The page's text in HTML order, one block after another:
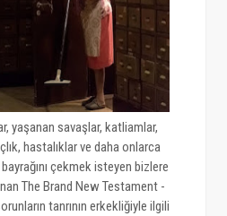
yaşanan savaşlar, katliamlar,
hastalıklar ve daha onlarca
çekmek isteyen bizlere
The Brand New Testament -
tanrının erkekliğiyle ilgili